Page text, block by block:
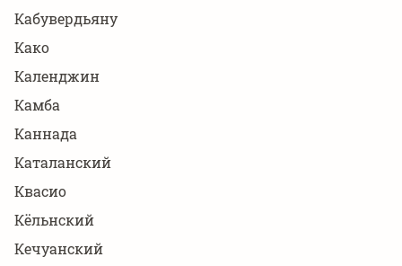
Кабувердьяну
Како
Календжин
Камба
Каннада
Каталанский
Квасио
Кёльнский
Кечуанский